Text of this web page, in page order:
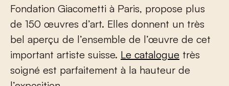
Fondation Giacometti à Paris, propose plus
de 150 œuvres d’art. Elles donnent un très
bel aperçu de l’ensemble de l’œuvre de cet
important artiste suisse. Le catalogue très
soigné est parfaitement à la hauteur de